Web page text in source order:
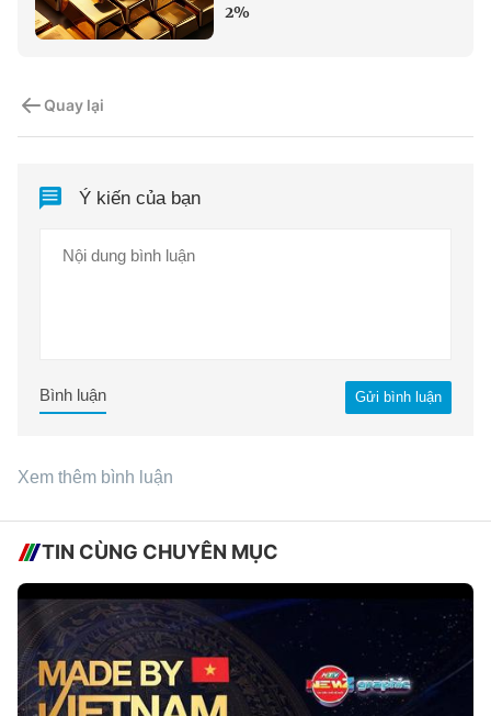
2%
Quay lại
Ý kiến của bạn
Gửi bình luận
Bình luận
Xem thêm bình luận
TIN CÙNG CHUYÊN MỤC